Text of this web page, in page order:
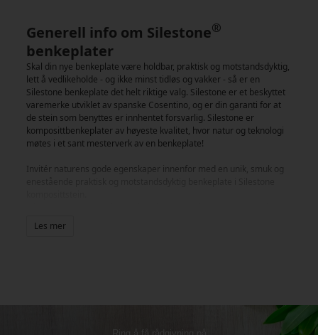
Generell info om Silestone®
benkeplater
Skal din nye benkeplate være holdbar, praktisk og motstandsdyktig,
lett å vedlikeholde - og ikke minst tidløs og vakker - så er en
Silestone benkeplate det helt riktige valg. Silestone er et beskyttet
varemerke utviklet av spanske Cosentino, og er din garanti for at
de stein som benyttes er innhentet forsvarlig. Silestone er
komposittbenkeplater av høyeste kvalitet, hvor natur og teknologi
møtes i et sant mesterverk av en benkeplate!
Invitér naturens gode egenskaper innenfor med en unik, smuk og
tilsatt bindemidler i harpiks samt fargepigmenter, som gjør det
mulig å skape benkeplater i moteriktige nyanser og design.
Endelig er Silestone benkeplater lette å rengjøre og er stort sett
Les mer